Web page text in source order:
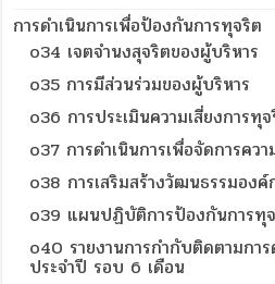
การดำเนินการเพื่อป้องกันการทุจริต
o34 เจตจำนงสุจริตของผู้บริหาร
o35 การมีส่วนร่วมของผู้บริหาร
o36 การประเมินความเสี่ยงการทุ
o37 การดำเนินการเพื่อจัดการคว
o38 การเสริมสร้างวัฒนธรรมองค์
o39 แผนปฏิบัติการป้องกันการทุ
o40 รายงานการกำกับติดตามกา
ประจำปี รอบ 6 เดือน